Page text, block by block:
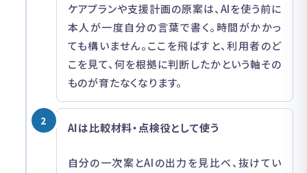
ケアプランや支援計画の原案は、AIを使う前に
本人が一度自分の言葉で書く。時間がかかっ
ても構いません。ここを飛ばすと、利用者のど
こを見て、何を根拠に判断したかという軸その
ものが育たなくなります。
2
AIは比較材料・点検役として使う
自分の一次案とAIの出力を見比べ、抜けてい